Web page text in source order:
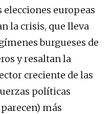
europeas
la crisis, que lleva
burgueses de
y resaltan la
creciente de las
políticas
más